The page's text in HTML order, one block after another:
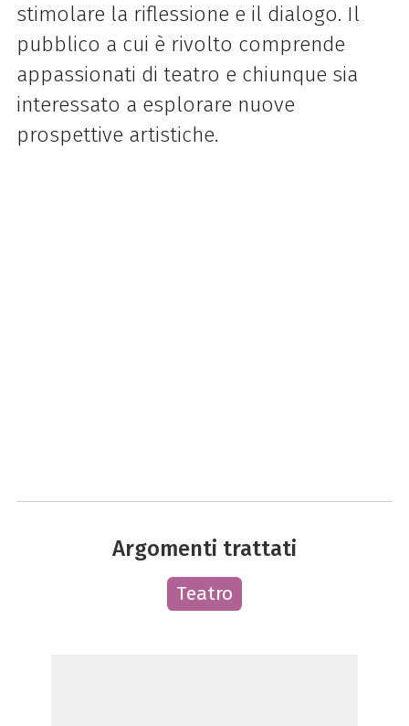
stimolare la riflessione e il dialogo. Il
pubblico a cui è rivolto comprende
appassionati di teatro e chiunque sia
interessato a esplorare nuove
prospettive artistiche.
Argomenti trattati
Teatro